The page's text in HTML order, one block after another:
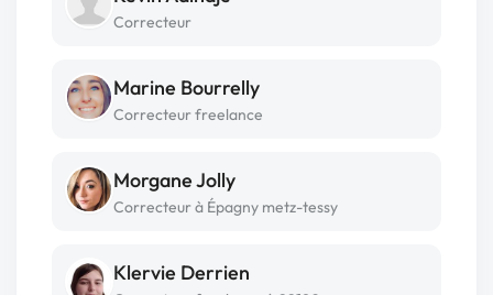
Correcteur
Marine Bourrelly
Correcteur freelance
Morgane Jolly
Correcteur à Épagny metz-tessy
Klervie Derrien